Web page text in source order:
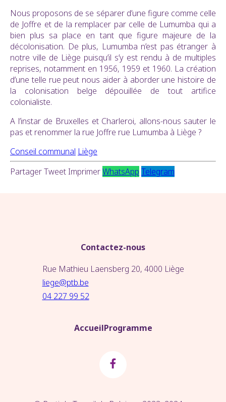
Nous proposons de se séparer d’une figure comme celle
de Joffre et de la remplacer par celle de Lumumba qui a
bien plus sa place en tant que figure majeure de la
décolonisation. De plus, Lumumba n’est pas étranger à
notre ville de Liège puisqu’il s’y est rendu à de multiples
reprises, notamment en 1956, 1959 et 1960. La création
d’une telle rue peut nous aider à aborder une histoire de
la colonisation belge dépouillée de tout artifice
colonialiste.
A l’instar de Bruxelles et Charleroi, allons-nous sauter le
pas et renommer la rue Joffre rue Lumumba à Liège ?
Conseil communal Liège
PartagerTweetImprimerWhatsApp Telegram
Contactez-nous
Rue Mathieu Laensberg 20, 4000 Liège
liege@ptb.be
04 227 99 52
AccueilProgramme